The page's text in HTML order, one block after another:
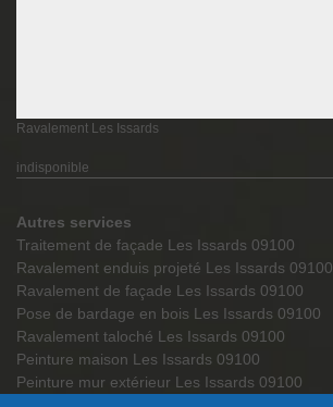
Ravalement Les Issards
indisponible
Autres services
Traitement de façade Les Issards 09100
Ravalement enduis projeté Les Issards 09100
Ravalement de façade Les Issards 09100
Pose de bardage en bois Les Issards 09100
Ravalement taloché Les Issards 09100
Peinture maison Les Issards 09100
Peinture mur extérieur Les Issards 09100